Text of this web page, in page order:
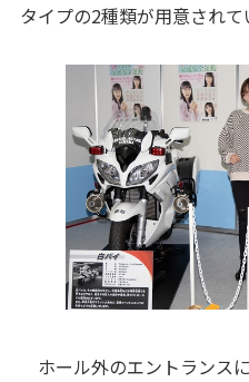
タイプの2種類が用意されて
ホール外のエントランス